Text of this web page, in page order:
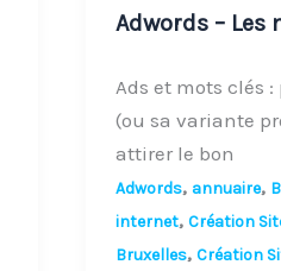
Adwords – Les
Ads et mots clés
(ou sa variante
attirer le bon
Adwords,annuaire,
internet,Création
Bruxelles,Création